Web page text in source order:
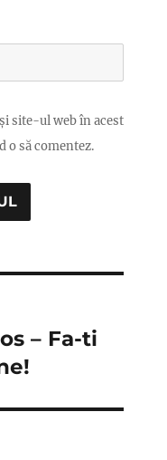
site-ul web în acest
o să comentez.
– Fa-ti